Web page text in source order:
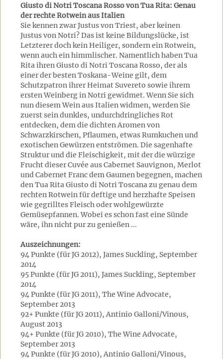
Giusto di Notri Toscana Rosso von Tua Rita: Genau
der rechte Rotwein aus Italien
Sie kennen zwar Justus von Triest, aber keinen
Justus von Notri? Das ist keine Bildungslücke, ist
Letzterer doch kein Heiliger, sondern ein Rotwein,
wenn auch ein himmlischer. Namentlich haben Tua
Rita ihren Giusto di Notri Toscana Rosso, der als
einer der besten Toskana-Weine gilt, dem
Schutzpatron ihrer Heimat Suvereto sowie ihrem
ersten Weinberg in Notri gewidmet. Wenn Sie sich
nun diesem Wein aus Italien widmen, werden Sie
zuerst sein dunkles, undurchdringliches Rot
entdecken, dem die dichten Aromen von
Schwarzkirschen, Pflaumen, etwas Rumkuchen und
exotischen Gewürzen entströmen. Die sagenhafte
Struktur und die Fleischigkeit, mit der die würzige
Frucht dieser Cuvée aus Cabernet Sauvignon, Merlot
und Cabernet Franc dem Gaumen begegnen, machen
den Tua Rita Giusto di Notri Toscana zu genau dem
rechten Rotwein für deftige und herzhafte Speisen
wie gegrilltes Fleisch oder wohlgewürzte
Gemüsepfannen. Wobei es schon fast eine Sünde
wäre, ihn nicht pur zu genießen ...
Auszeichnungen:
94 Punkte (für JG 2012), James Suckling, September
2014
95 Punkte (für JG 2011), James Suckling, September
2014
94 Punkte (für JG 2011), The Wine Advocate,
September 2013
92+ Punkte (für JG 2011), Antinio Galloni/Vinous,
August 2013
94+ Punkte (für JG 2010), The Wine Advocate,
September 2013
94 Punkte (für JG 2010), Antinio Galloni/Vinous,